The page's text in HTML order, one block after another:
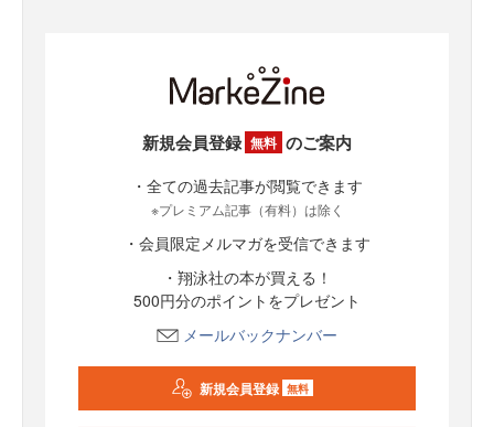
新規会員登録 無料 のご案内
・全ての過去記事が閲覧できます
※プレミアム記事（有料）は除く
・会員限定メルマガを受信できます
・翔泳社の本が買える！
500円分のポイントをプレゼント
メールバックナンバー
新規会員登録 無料